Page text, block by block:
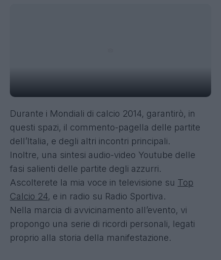
Durante i Mondiali di calcio 2014, garantirò, in
questi spazi, il commento-pagella delle partite
dell’Italia, e degli altri incontri principali.
Inoltre, una sintesi audio-video Youtube delle
fasi salienti delle partite degli azzurri.
Ascolterete la mia voce in televisione su Top
Calcio 24, e in radio su Radio Sportiva.
Nella marcia di avvicinamento all’evento, vi
propongo una serie di ricordi personali, legati
proprio alla storia della manifestazione.